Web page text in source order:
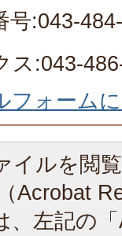
号:043-
ス:043-
フォーム
イルを閲
Acrobat
、左記の